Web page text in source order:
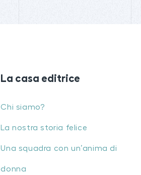
La casa editrice
Chi siamo?
La nostra storia felice
Una squadra con un’anima di
donna